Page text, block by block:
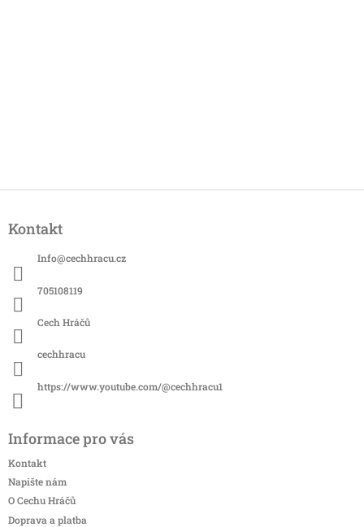
pKontakt
Info@cechhracu.cz
705108119
Cech Hráčů
cechhracu
https://www.youtube.com/@cechhracu1
Informace pro vás
Kontakt
Napište nám
O Cechu Hráčů
Doprava a platba